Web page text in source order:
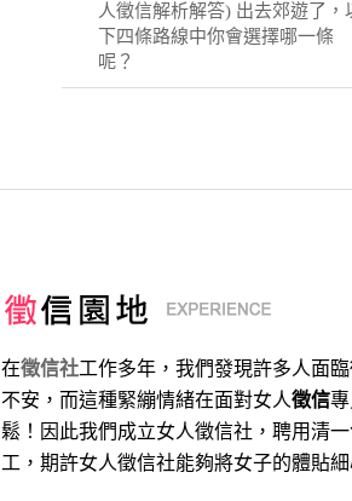
人徵信解析解答) 出去郊遊了，
下四條路線中你會選擇哪一條
呢？
在徵信社工作多年，我們發現許多人面
不安，而這種緊繃情緒在面對女人徵信
鬆！因此我們成立女人徵信社，聘用清
工，期許女人徵信社能夠將女子的體貼